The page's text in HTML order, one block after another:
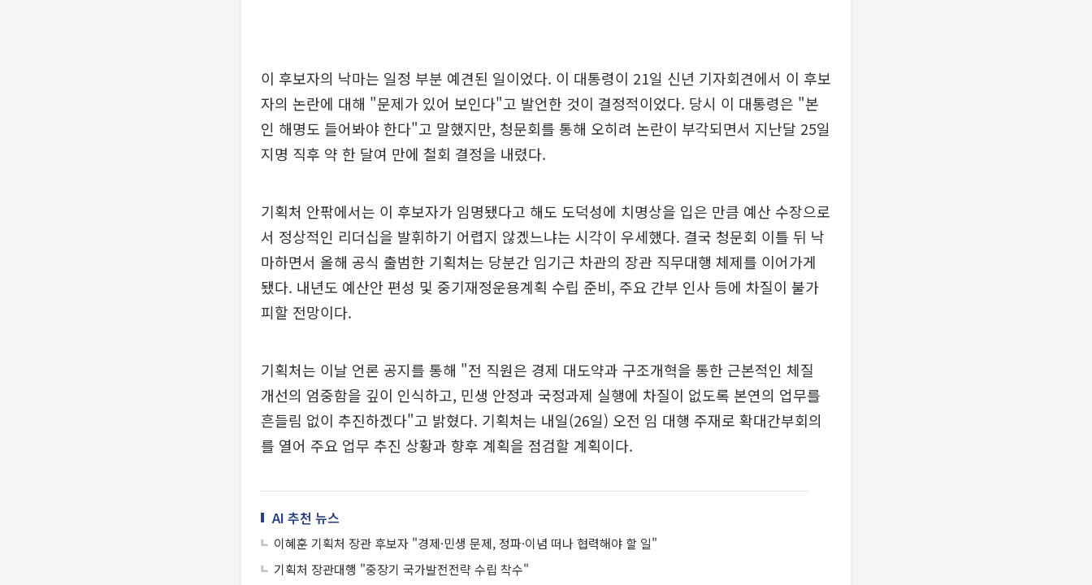
이 후보자의 낙마는 일정 부분 예견된 일이었다. 이 대통령이 21일 신년 기자회견에서 이 후보
자의 논란에 대해 "문제가 있어 보인다"고 발언한 것이 결정적이었다. 당시 이 대통령은 "본
인 해명도 들어봐야 한다"고 말했지만, 청문회를 통해 오히려 논란이 부각되면서 지난달 25일
지명 직후 약 한 달여 만에 철회 결정을 내렸다.
기획처 안팎에서는 이 후보자가 임명됐다고 해도 도덕성에 치명상을 입은 만큼 예산 수장으로
서 정상적인 리더십을 발휘하기 어렵지 않겠느냐는 시각이 우세했다. 결국 청문회 이틀 뒤 낙
마하면서 올해 공식 출범한 기획처는 당분간 임기근 차관의 장관 직무대행 체제를 이어가게
됐다. 내년도 예산안 편성 및 중기재정운용계획 수립 준비, 주요 간부 인사 등에 차질이 불가
피할 전망이다.
기획처는 이날 언론 공지를 통해 "전 직원은 경제 대도약과 구조개혁을 통한 근본적인 체질
개선의 엄중함을 깊이 인식하고, 민생 안정과 국정과제 실행에 차질이 없도록 본연의 업무를
흔들림 없이 추진하겠다"고 밝혔다. 기획처는 내일(26일) 오전 임 대행 주재로 확대간부회의
를 열어 주요 업무 추진 상황과 향후 계획을 점검할 계획이다.
AI 추천 뉴스
이혜훈 기획처 장관 후보자 "경제·민생 문제, 정파·이념 떠나 협력해야 할 일"
기획처 장관대행 "중장기 국가발전전략 수립 착수"